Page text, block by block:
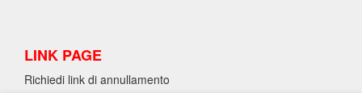
LINK PAGE
Richiedi link di annullamento